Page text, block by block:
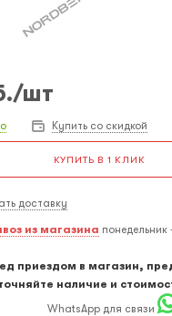
/шт
Купить со скидкой
КУПИТЬ В 1 КЛИК
доставку
из магазина понедельник
приездом в магазин,
наличие и
WhatsApp для связи